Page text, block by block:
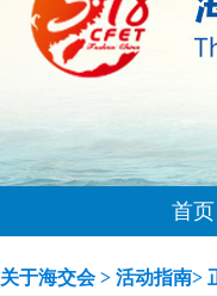
首页
关于海交会> 活动指南>